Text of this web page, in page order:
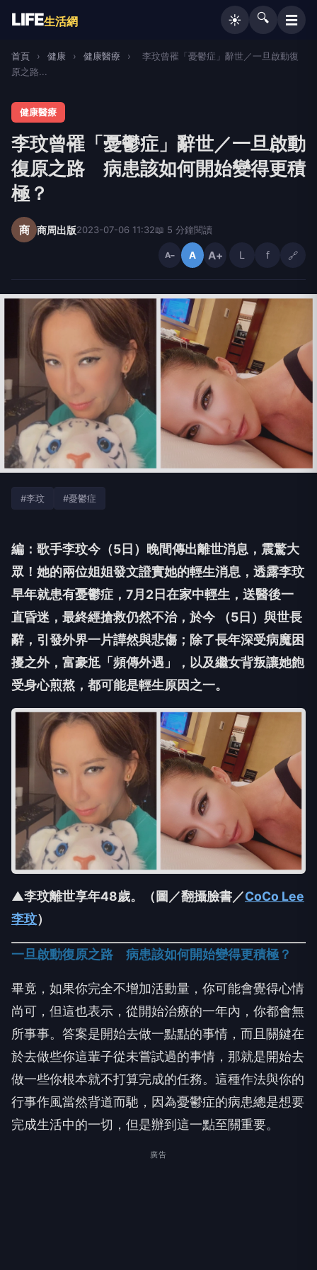
LIFE生活網 ☀️ 🔍 ☰
首頁 › 健康 › 健康醫療 ›
李玟曾罹「憂鬱症」辭世／一旦啟動復
原之路...
健康醫療
李玟曾罹「憂鬱症」辭世／一旦啟動
復原之路 病患該如何開始變得更積
極？
商 商周出版2023-07-06 11:32📖 5 分鐘閱讀
A− A A+ L f 🔗
#李玟 #憂鬱症
編：歌手李玟今（5日）晚間傳出離世消息，震驚大
眾！她的兩位姐姐發文證實她的輕生消息，透露李玟
早年就患有憂鬱症，7月2日在家中輕生，送醫後一
直昏迷，最終經搶救仍然不治，於今 （5日）與世長
辭，引發外界一片譁然與悲傷；除了長年深受病魔困
擾之外，富豪尪「頻傳外遇」，以及繼女背叛讓她飽
受身心煎熬，都可能是輕生原因之一。
▲李玟離世享年48歲。（圖／翻攝臉書／CoCo Lee
李玟）
一旦啟動復原之路 病患該如何開始變得更積極？
畢竟，如果你完全不增加活動量，你可能會覺得心情
尚可，但這也表示，從開始治療的一年內，你都會無
所事事。答案是開始去做一點點的事情，而且關鍵在
於去做些你這輩子從未嘗試過的事情，那就是開始去
做一些你根本就不打算完成的任務。這種作法與你的
行事作風當然背道而馳，因為憂鬱症的病患總是想要
完成生活中的一切，但是辦到這一點至關重要。
廣告